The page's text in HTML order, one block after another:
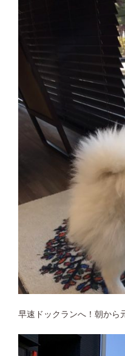
早速ドックランへ！朝から